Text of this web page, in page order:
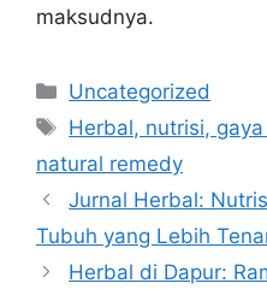
maksudnya.
Categories
Uncategorized
Tags
Herbal, nutrisi,
natural remedy
Jurnal Herbal:
Tubuh yang Lebih
Herbal di Dapur: